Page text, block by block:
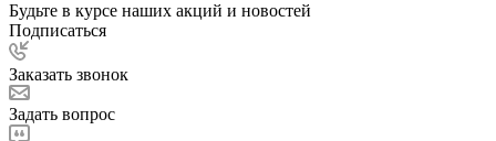
Будьте в курсе наших акций и новостей
Подписаться
Заказать звонок
Задать вопрос